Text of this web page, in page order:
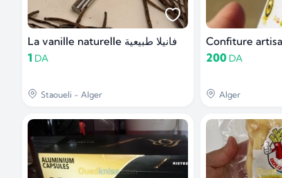
La vanille naturelle فانيلا طبيعية
1 DA
Staoueli - Alger
Confiture
200 DA
Alger